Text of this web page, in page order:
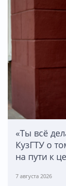
«Ты всё
КузГТУ о
на пути к
7 августа 2026